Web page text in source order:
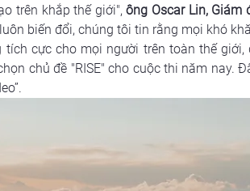
trên khắp thế giới", ông Oscar Lin,
biến đổi, chúng tôi tin rằng mọi khó
cực cho mọi người trên toàn thế
chủ đề "RISE" cho cuộc thi năm nay.